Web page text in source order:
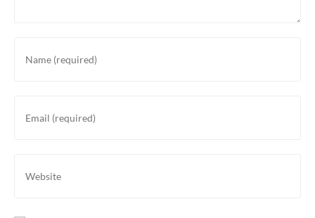
your
username
your
your
URL